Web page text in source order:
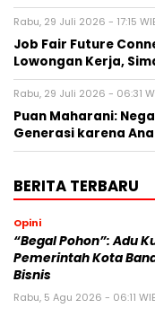
Rabu, 29 Juli 2026 - 17:15
Job Fair Future
Lowongan Kerja,
Rabu, 29 Juli 2026 - 06:31
Puan Maharani:
Generasi karena
BERITA TERBARU
Opini
“Begal Pohon”: Adu
Pemerintah Kota
Bisnis
Rabu, 5 Agu 2026 - 06:11